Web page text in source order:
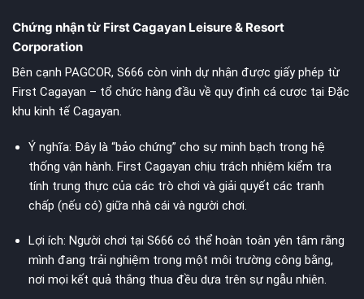
Chứng nhận từ First Cagayan Leisure & Resort
Corporation
Bên cạnh PAGCOR, S666 còn vinh dự nhận được giấy phép từ
First Cagayan – tổ chức hàng đầu về quy định cá cược tại Đặc
khu kinh tế Cagayan.
Ý nghĩa: Đây là “bảo chứng” cho sự minh bạch trong hệ
thống vận hành. First Cagayan chịu trách nhiệm kiểm tra
tính trung thực của các trò chơi và giải quyết các tranh
chấp (nếu có) giữa nhà cái và người chơi.
Lợi ích: Người chơi tại S666 có thể hoàn toàn yên tâm rằng
mình đang trải nghiệm trong một môi trường công bằng,
nơi mọi kết quả thắng thua đều dựa trên sự ngẫu nhiên.